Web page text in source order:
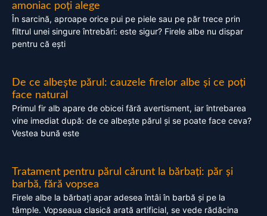
amoniac poți alege
În sarcină, aproape orice pui pe piele sau pe păr trece prin
filtrul unei singure întrebări: este sigur? Firele albe nu dispar
pentru că ești
De ce albește părul: cauzele firelor albe și ce poți
face natural
Primul fir alb apare de obicei fără avertisment, iar întrebarea
vine imediat după: de ce albește părul și se poate face ceva?
Vestea bună este
Tratament pentru părul cărunt la bărbați: păr și
barbă, fără vopsea
Firele albe la bărbați apar adesea întâi în barbă și pe la
tâmple. Vopseaua clasică arată artificial, se vede rădăcina